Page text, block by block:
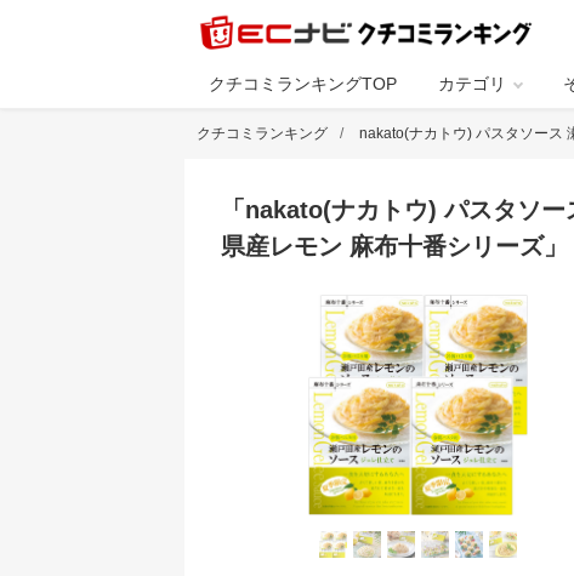
クチコミランキングTOP カテゴリ
クチコミランキング nakato(ナカトウ) パスタソース
「 nakato(ナカトウ) パスタソ
県産レモン 麻布十番シリーズ」